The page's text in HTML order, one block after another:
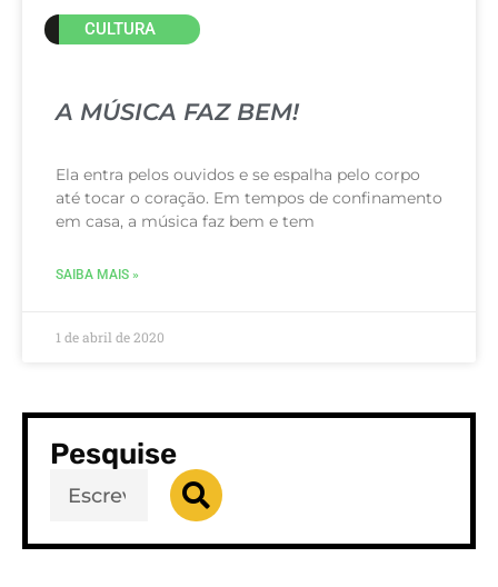
CULTURA
A MÚSICA FAZ BEM!
Ela entra pelos ouvidos e se espalha pelo corpo
até tocar o coração. Em tempos de confinamento
em casa, a música faz bem e tem
SAIBA MAIS »
1 de abril de 2020
Pesquise